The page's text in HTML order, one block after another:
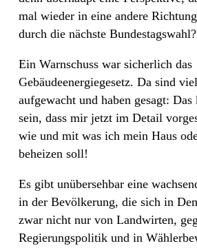
mal wieder in eine andere
durch die nächste Bundestagswahl?
Ein Warnschuss war sicherlich das
Gebäudeenergiegesetz. Da sind
aufgewacht und haben gesagt:
sein, dass mir jetzt im Detail
wie und mit was ich mein Haus
beheizen soll!
Es gibt unübersehbar eine
in der Bevölkerung, die sich in
zwar nicht nur von Landwirten,
Regierungspolitik und in